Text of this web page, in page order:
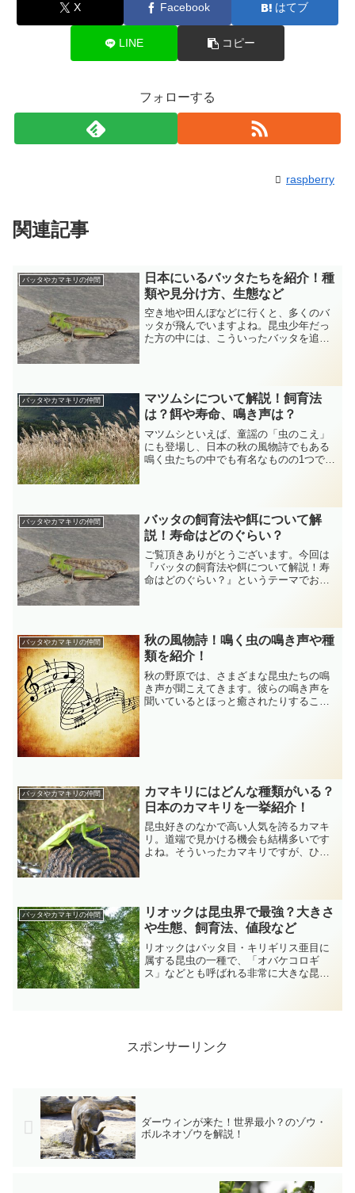
X Facebook はてブ
LINE コピー
フォローする
raspberry
関連記事
バッタやカマキリの仲間
日本にいるバッタたちを紹介！種
類や見分け方、生態など
空き地や田んぼなどに行くと、多くのバ
ッタが飛んでいますよね。昆虫少年だっ
た方の中には、こういったバッタを追い
合もありますが、多くの方...
バッタやカマキリの仲間
マツムシについて解説！飼育法
は？餌や寿命、鳴き声は？
マツムシといえば、童謡の「虫のこえ」
にも登場し、日本の秋の風物詩でもある
鳴く虫たちの中でも有名なものの1つで
と思います。マツムシの生...
バッタやカマキリの仲間
バッタの飼育法や餌について解
説！寿命はどのぐらい？
ご覧頂きありがとうございます。今回は
『バッタの飼育法や餌について解説！寿
命はどのぐらい？』というテーマでお送
す。バッタの餌は何？バッ...
バッタやカマキリの仲間
秋の風物詩！鳴く虫の鳴き声や種
類を紹介！
秋の野原では、さまざまな昆虫たちの鳴
き声が聞こえてきます。彼らの鳴き声を
聞いているとほっと癒されたりすること
バッタやカマキリの仲間
カマキリにはどんな種類がいる？
日本のカマキリを一挙紹介！
昆虫好きのなかで高い人気を誇るカマキ
リ。道端で見かける機会も結構多いです
よね。そういったカマキリですが、ひと
す。オオカマキリ出典：も...
バッタやカマキリの仲間
リオックは昆虫界で最強？大きさ
や生態、飼育法、値段など
リオックはバッタ目・キリギリス亜目に
属する昆虫の一種で、「オバケコロギ
ス」などとも呼ばれる非常に大きな昆虫
の中でも最強ではないか？といわれるほ
スポンサーリンク
ダーウィンが来た！世界最小？のゾウ・
ボルネオゾウを解説！